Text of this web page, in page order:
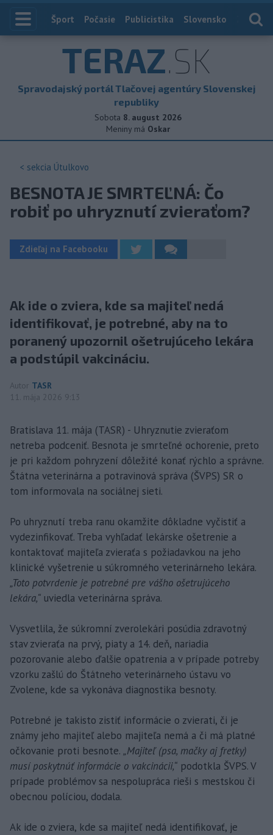
Index
Šport Počasie Publicistika Slovensko
TERAZ.SK
Spravodajský portál Tlačovej agentúry Slovenskej
republiky
Sobota 8. august 2026
Meniny má Oskar
< sekcia Útulkovo
BESNOTA JE SMRTEĽNÁ: Čo
robiť po uhryznutí zvieraťom?
Zdieľaj na Facebooku
Ak ide o zviera, kde sa majiteľ nedá
identifikovať, je potrebné, aby na to
poranený upozornil ošetrujúceho lekára
a podstúpil vakcináciu.
Autor TASR
11. mája 2026 9:13
Bratislava 11. mája (TASR) - Uhryznutie zvieraťom
netreba podceniť. Besnota je smrteľné ochorenie, preto
je pri každom pohryzení dôležité konať rýchlo a správne.
Štátna veterinárna a potravinová správa (ŠVPS) SR o
tom informovala na sociálnej sieti.
Po uhryznutí treba ranu okamžite dôkladne vyčistiť a
vydezinfikovať. Treba vyhľadať lekárske ošetrenie a
kontaktovať majiteľa zvieraťa s požiadavkou na jeho
klinické vyšetrenie u súkromného veterinárneho lekára.
„Toto potvrdenie je potrebné pre vášho ošetrujúceho
lekára,“ uviedla veterinárna správa.
Vysvetlila, že súkromní zverolekári posúdia zdravotný
stav zvieraťa na prvý, piaty a 14. deň, nariadia
pozorovanie alebo ďalšie opatrenia a v prípade potreby
vzorku zašlú do Štátneho veterinárneho ústavu vo
Zvolene, kde sa vykonáva diagnostika besnoty.
Potrebné je takisto zistiť informácie o zvierati, či je
známy jeho majiteľ alebo majiteľa nemá a či má platné
očkovanie proti besnote. „Majiteľ (psa, mačky aj fretky)
musí poskytnúť informácie o vakcinácii,“ podotkla ŠVPS. V
prípade problémov sa nespolupráca rieši s mestskou či
obecnou políciou, dodala.
Ak ide o zviera, kde sa majiteľ nedá identifikovať, je